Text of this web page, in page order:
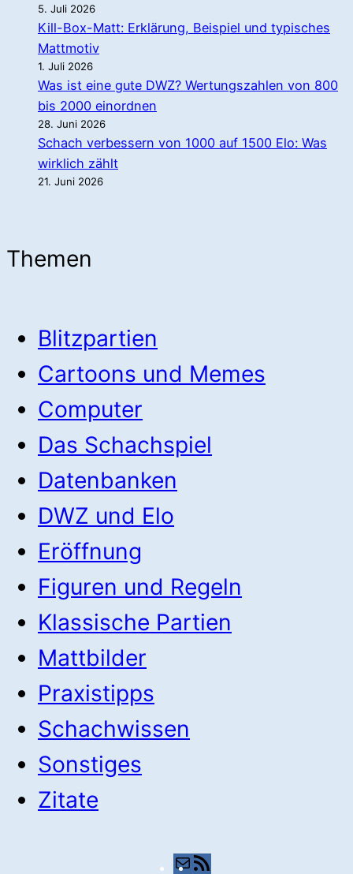
5. Juli 2026
Kill-Box-Matt: Erklärung, Beispiel und typisches
Mattmotiv
1. Juli 2026
Was ist eine gute DWZ? Wertungszahlen von 800
bis 2000 einordnen
28. Juni 2026
Schach verbessern von 1000 auf 1500 Elo: Was
wirklich zählt
21. Juni 2026
Themen
Blitzpartien
Cartoons und Memes
Computer
Das Schachspiel
Datenbanken
DWZ und Elo
Eröffnung
Figuren und Regeln
Klassische Partien
Mattbilder
Praxistipps
Schachwissen
Sonstiges
Zitate
E-